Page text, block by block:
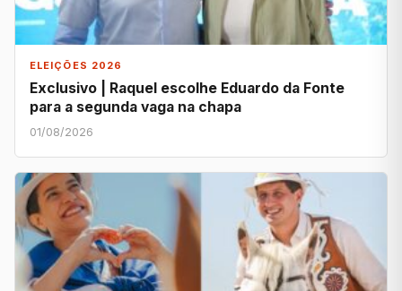
ELEIÇÕES 2026
Exclusivo | Raquel escolhe Eduardo da Fonte
para a segunda vaga na chapa
01/08/2026